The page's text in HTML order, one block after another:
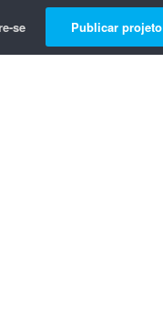
se Publicar projeto